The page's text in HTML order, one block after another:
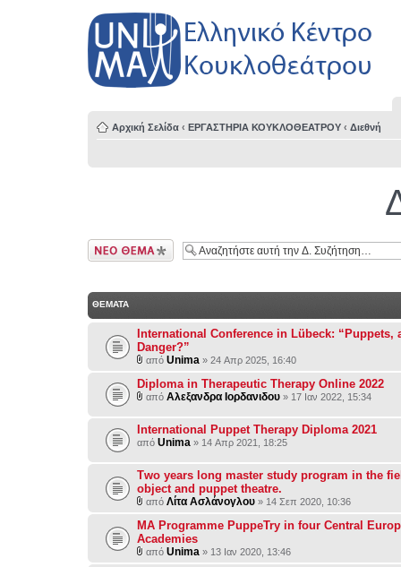
Αρχική Σελίδα ‹ ΕΡΓΑΣΤΗΡΙΑ ΚΟΥΚΛΟΘΕΑΤΡΟΥ ‹ Διεθνή
Δημιουργία νέου
θέματος
ΘΕΜΑΤΑ
International Conference in Lübeck: “Puppets,
Danger?”
από Unima » 24 Απρ 2025, 16:40
Diploma in Therapeutic Therapy Online 2022
από Αλεξανδρα Ιορδανιδου » 17 Ιαν 2022, 15:34
International Puppet Therapy Diploma 2021
από Unima » 14 Απρ 2021, 18:25
Τwo years long master study program in the
object and puppet theatre.
από Λίτα Ασλάνογλου » 14 Σεπ 2020, 10:36
MA Programme PuppeTry in four Central
Academies
από Unima » 13 Ιαν 2020, 13:46